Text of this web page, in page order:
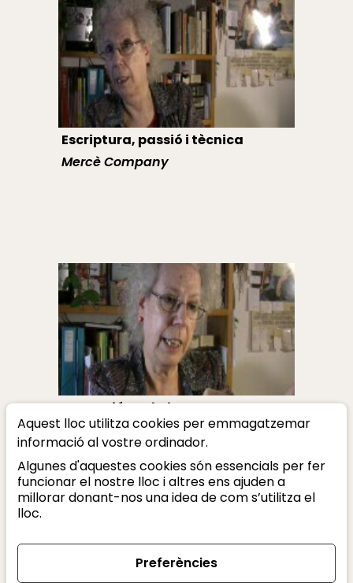
Escriptura, passió i tècnica
Mercè Company
La passió per la lectura
Mercè Company
Aquest lloc utilitza cookies per emmagatzemar
informació al vostre ordinador.
Algunes d'aquestes cookies són essencials per fer
funcionar el nostre lloc i altres ens ajuden a
millorar donant-nos una idea de com s’utilitza el
lloc.
Preferències